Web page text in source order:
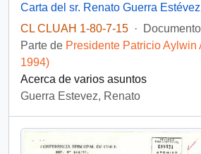
CL CLUAH 1-80-7-15 · Documento
Parte de Presidente Patricio Aylwin
1994)
Acerca de varios asuntos
Guerra Estevez, Renato